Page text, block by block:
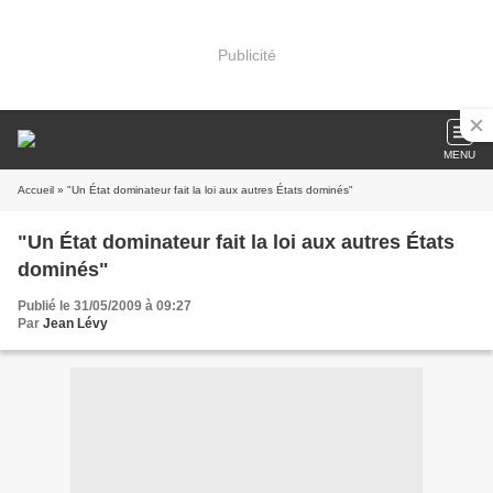
Publicité
MENU
Accueil » "Un État dominateur fait la loi aux autres États dominés"
"Un État dominateur fait la loi aux autres États
dominés"
Publié le 31/05/2009 à 09:27
Par Jean Lévy